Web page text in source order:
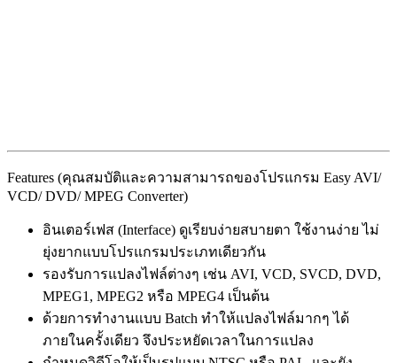
Features (คุณสมบัติและความสามารถของโปรแกรม Easy AVI/
VCD/ DVD/ MPEG Converter)
อินเตอร์เฟส (Interface) ดูเรียบง่ายสบายตา ใช้งานง่าย ไม่
ยุ่งยากแบบโปรแกรมประเภทเดียวกัน
รองรับการแปลงไฟล์ต่างๆ เช่น AVI, VCD, SVCD, DVD,
MPEG1, MPEG2 หรือ MPEG4 เป็นต้น
ด้วยการทำงานแบบ Batch ทำให้แปลงไฟล์มากๆ ได้
ภายในครั้งเดียว จึงประหยัดเวลาในการแปลง